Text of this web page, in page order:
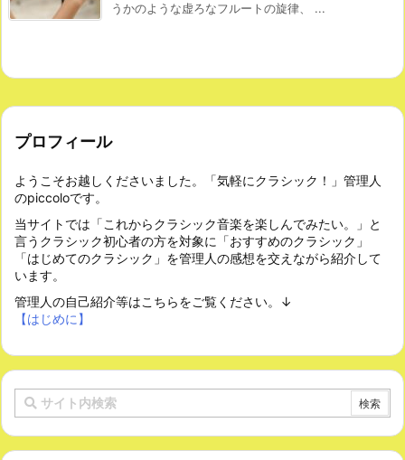
うかのような虚ろなフルートの旋律、 ...
プロフィール
ようこそお越しくださいました。「気軽にクラシック！」管理人
のpiccoloです。
当サイトでは「これからクラシック音楽を楽しんでみたい。」と
言うクラシック初心者の方を対象に「おすすめのクラシック」
「はじめてのクラシック」を管理人の感想を交えながら紹介して
います。
管理人の自己紹介等はこちらをご覧ください。↓
【はじめに】